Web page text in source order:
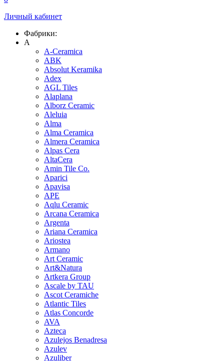
Личный кабинет
Фабрики:
A
A-Ceramica
ABK
Absolut Keramika
Adex
AGL Tiles
Alaplana
Alborz Ceramic
Aleluia
Alma
Alma Ceramica
Almera Ceramica
Alpas Cera
AltaCera
Amin Tile Co.
Aparici
Apavisa
APE
Aqlu Ceramic
Arcana Ceramica
Argenta
Ariana Ceramica
Ariostea
Armano
Art Ceramic
Art&Natura
Artkera Group
Ascale by TAU
Ascot Ceramiche
Atlantic Tiles
Atlas Concorde
AVA
Azteca
Azulejos Benadresa
Azulev
Azuliber